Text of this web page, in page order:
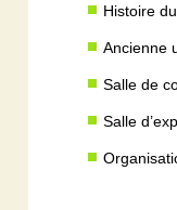
Histoire
Ancienne
Salle de
Salle